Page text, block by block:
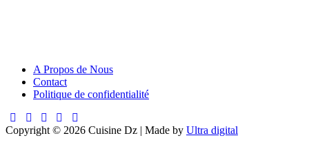
A Propos de Nous
Contact
Politique de confidentialité
Copyright © 2026 Cuisine Dz | Made by Ultra digital